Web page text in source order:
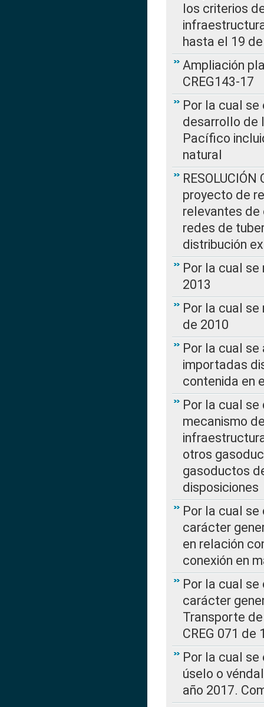
los criterios
hasta el 19
Ampliación
CREG143-17
Por la cual
desarrollo de
Pacífico
natural
proyecto de
relevantes de
redes de
distribución
Por la cual se
2013
Por la cual se
de 2010
Por la cual
importadas
contenida en
Por la cual se
mecanismo
otros
gasoductos
disposiciones
Por la cual
carácter
en relación
conexión en
Por la cual
carácter
Transporte
CREG 071 de
Por la cual
úselo o
año 2017.